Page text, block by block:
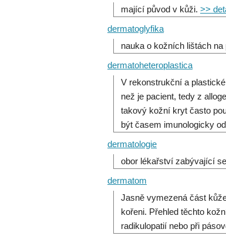
mající původ v kůži. >>
dermatoglyfika
nauka o kožních lištách
dermatoheteroplastica
V rekonstrukční a
než je pacient, tedy z
takový kožní kryt často
být časem imunologicky
dermatologie
obor lékařství zabývající
dermatom
Jasně vymezená část
kořeni. Přehled těchto
radikulopatií nebo při